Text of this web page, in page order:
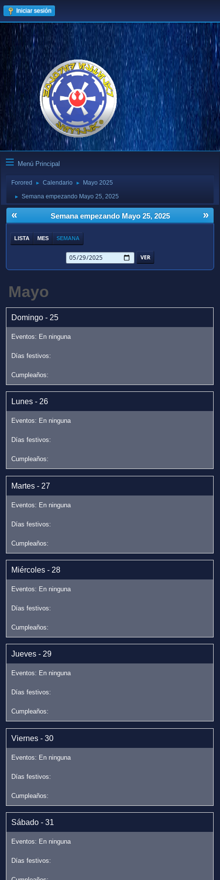
Iniciar sesión
Menú Principal
Forored ► Calendario ► Mayo 2025
► Semana empezando Mayo 25, 2025
« »
Semana empezando Mayo 25, 2025
LISTA MES SEMANA
Mayo
Domingo - 25
Lunes - 26
Martes - 27
Miércoles - 28
Jueves - 29
Viernes - 30
Sábado - 31